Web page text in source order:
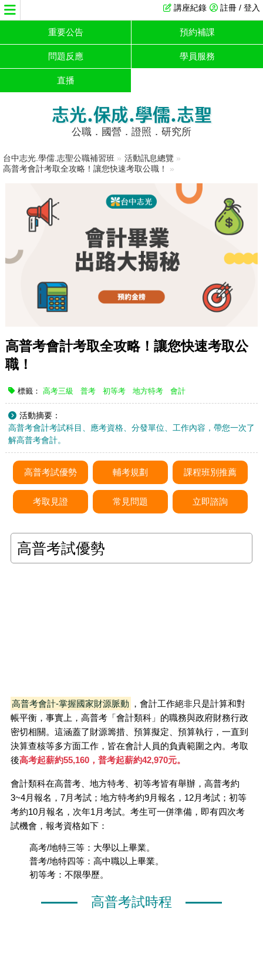
註冊 / 登入
講座紀錄
重要公告 預約補課
問題反應 學員服務
直播
志光.保成.學儒.志聖
公職．國營．證照．研究所
台中志光.學儒.志聖公職補習班 » 活動訊息總覽 »
高普考會計考取全攻略！讓您快速考取公職！
»
高普考會計考取全攻略！讓您快速考取公
職！
標籤： 高考三級 普考 初等考 地方特考 會計
活動摘要：
高普考會計考試科目、應考資格、分發單位、工作內容，帶您一次了
解高普考會計。
高普考試優勢 輔考規劃 課程班別推薦
考取見證 常見問題 立即諮詢
高普考試優勢
高普考會計-掌握國家財源脈動 ，會計工作絕非只是計算和對
帳平衡，事實上，高普考「會計類科」的職務與政府財務行政
密切相關。這涵蓋了財源籌措、預算擬定、預算執行，一直到
決算查核等多方面工作，皆在會計人員的負責範圍之內。考取
後高考起薪約55,160，普考起薪約42,970元。
會計類科在高普考、地方特考、初等考皆有舉辦，高普考約
3~4月報名，7月考試；地方特考約9月報名，12月考試；初等
考約10月報名，次年1月考試。考生可一併準備，即有四次考
試機會，報考資格如下：
高考/地特三等：大學以上畢業。
普考/地特四等：高中職以上畢業。
初等考：不限學歷。
高普考試時程